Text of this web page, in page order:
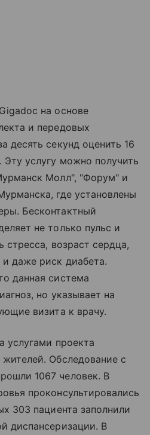
на основе
и передовых
десять секунд оценить 16
Эту услугу можно получить
Молл", "Форум" и
где установлены
Бесконтактный
не только пульс и
стресса, возраст сердца,
и даже риск диабета.
данная система
но указывает на
визита к врачу.
услугами проекта
жителей. Обследование с
1067 человек. В
проконсультировались
303 пациента заполнили
диспансеризации. В